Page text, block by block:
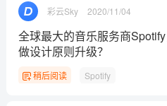
彩云Sky 2020/11/04
全球最大的音乐服务商
做设计原则升级？
稍后阅读 Spotify